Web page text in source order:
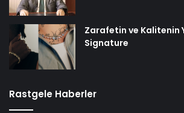
Zarafetin ve Kalitenin
Signature
Rastgele Haberler